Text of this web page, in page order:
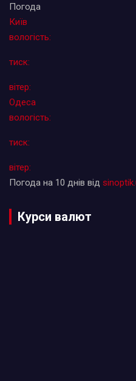
Погода
Київ
вологість:
тиск:
вітер:
Одеса
вологість:
тиск:
вітер:
Погода на 10 днів від
Курси валют